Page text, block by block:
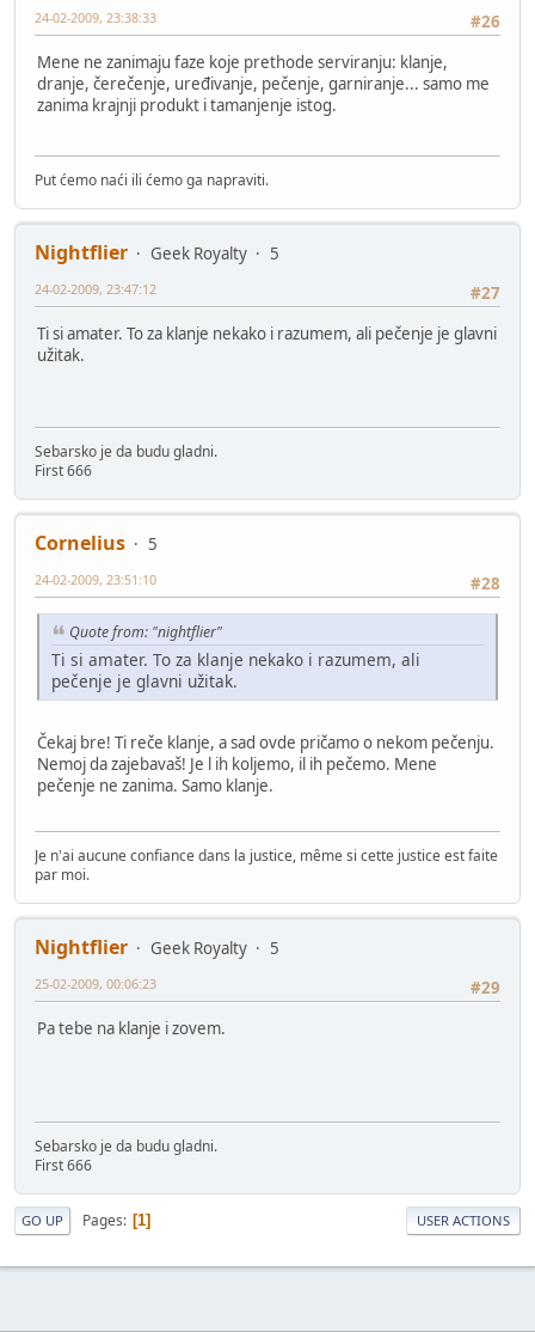
#26
24-02-2009, 23:38:33
Mene ne zanimaju faze koje prethode serviranju: klanje,
dranje, čerečenje, uređivanje, pečenje, garniranje... samo me
zanima krajnji produkt i tamanjenje istog.
Put ćemo naći ili ćemo ga napraviti.
Nightflier Geek Royalty
5
#27
24-02-2009, 23:47:12
Ti si amater. To za klanje nekako i razumem, ali pečenje je glavni
užitak.
Sebarsko je da budu gladni.
First 666
Cornelius
5
#28
24-02-2009, 23:51:10
Quote from: "nightflier"
Ti si amater. To za klanje nekako i razumem, ali
pečenje je glavni užitak.
Čekaj bre! Ti reče klanje, a sad ovde pričamo o nekom pečenju.
Nemoj da zajebavaš! Je l ih koljemo, il ih pečemo. Mene
pečenje ne zanima. Samo klanje.
Je n'ai aucune confiance dans la justice, même si cette justice est faite
par moi.
Nightflier Geek Royalty
5
#29
25-02-2009, 00:06:23
Pa tebe na klanje i zovem.
Sebarsko je da budu gladni.
First 666
GO UP Pages 1 USER ACTIONS